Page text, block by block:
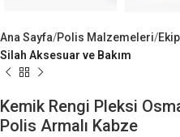
Ana Sayfa Polis Malzemeleri
Silah Aksesuar ve Bakım
Kemik Rengi Pleksi
Polis Armalı Kabze